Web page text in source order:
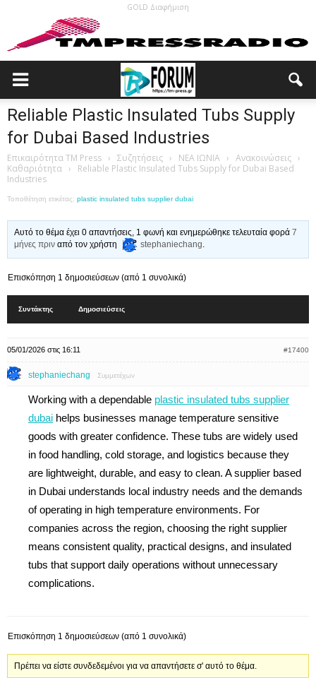
GOLD Διαφήμιση
Reliable Plastic Insulated Tubs Supply
for Dubai Based Industries
Επικαιρότητα TM Press › Συζητήσεις › ΝΕΑ ΙΩΝΙΑ › Ανακοινώσεις ›
Καθαριότητα ›
Reliable Plastic Insulated Tubs Supply for Dubai Based
Industries
Τοποθέτηση ετικέτας: plastic insulated tubs supplier dubai
Αυτό το θέμα έχει 0 απαντήσεις, 1 φωνή και ενημερώθηκε τελευταία φορά7
μήνες πριν από τον χρήστη stephaniechang.
Επισκόπηση 1 δημοσιεύσεων (από 1 συνολικά)
Συντάκτης Δημοσιεύσεις
05/01/2026 στις 16:11 #17400
stephaniechang Συμμετέχων
Working with a dependable plastic insulated tubs supplier
dubai helps businesses manage temperature sensitive
goods with greater confidence. These tubs are widely used
in food handling, cold storage, and logistics because they
are lightweight, durable, and easy to clean. A supplier based
in Dubai understands local industry needs and the demands
of operating in high temperature environments. For
companies across the region, choosing the right supplier
means consistent quality, practical designs, and insulated
tubs that support daily operations without unnecessary
complications.
Επισκόπηση 1 δημοσιεύσεων (από 1 συνολικά)
Πρέπει να είστε συνδεδεμένοι για να απαντήσετε σ' αυτό το θέμα.